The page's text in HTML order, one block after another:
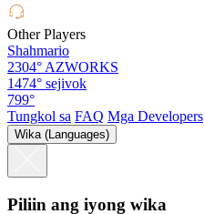
Other Players
Shahmario
2304°AZWORKS
1474° sejivok
799°
Tungkol sa FAQ Mga Developers
Wika (Languages)
Piliin ang iyong wika